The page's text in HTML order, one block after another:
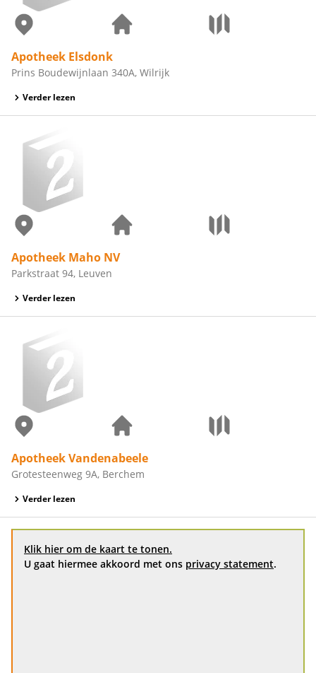
Apotheek Elsdonk
Prins Boudewijnlaan 340A, Wilrijk
Verder lezen
Apotheek Maho NV
Parkstraat 94, Leuven
Verder lezen
Apotheek Vandenabeele
Grotesteenweg 9A, Berchem
Verder lezen
Klik hier om de kaart te tonen.
U gaat hiermee akkoord met ons privacy statement.